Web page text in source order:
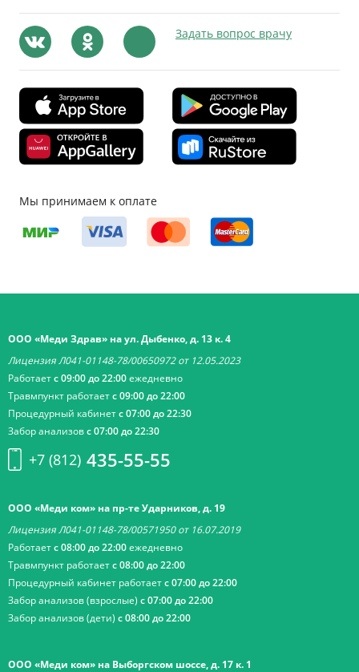
Задать вопрос врачу
Мы принимаем к оплате
ООО «Меди Здрав» на ул. Дыбенко, д. 13 к. 4
Лицензия Л041-01148-78/00650972 от 12.05.2023
Работаетс 09:00 до 22:00ежедневно
Травмпункт работаетс 09:00 до 22:00
Процедурный кабинетс 07:00 до 22:30
Забор анализовс 07:00 до 22:30
+7 (812) 435-55-55
ООО «Меди ком» на пр-те Ударников, д. 19
Лицензия Л041-01148-78/00571950 от 16.07.2019
Работаетс 08:00 до 22:00ежедневно
Травмпункт работаетс 08:00 до 22:00
Процедурный кабинет работаетс 07:00 до 22:00
Забор анализов (взрослые) с 07:00 до 22:00
Забор анализов (дети) с 08:00 до 22:00
ООО «Меди ком» на Выборгском шоссе, д. 17 к. 1